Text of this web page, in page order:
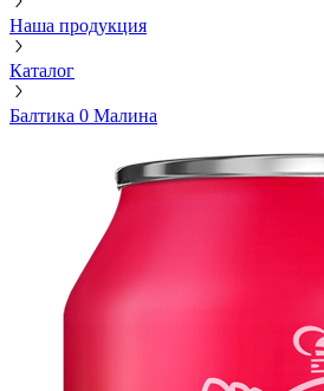
Наша продукция
Каталог
Балтика 0 Малина